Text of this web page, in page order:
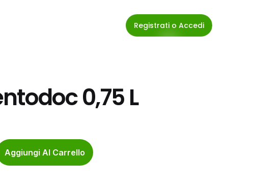
Registrati o Accedi
0,75 L
Aggiungi Al Carrello